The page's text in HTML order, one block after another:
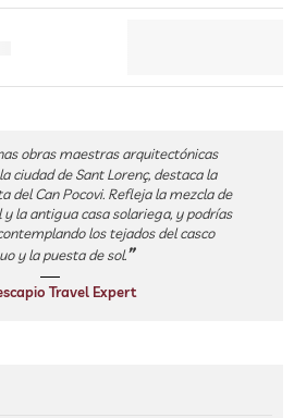
obras maestras arquitectónicas
ciudad de Sant Lorenç, destaca la
del Can Pocovi. Refleja la mezcla de
la antigua casa solariega, y podrías
los tejados del casco
y la puesta de sol.
Travel Expert